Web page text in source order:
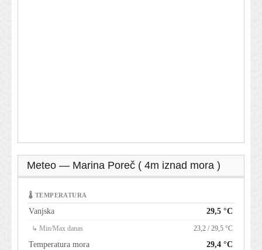
Meteo — Marina Poreč ( 4m iznad mora )
🌡 TEMPERATURA
Vanjska 29,5 °C
↳ Min/Max danas 23,2 / 29,5 °C
Temperatura mora 29,4 °C